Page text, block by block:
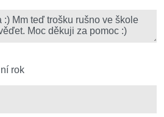
bezpečnost
rok